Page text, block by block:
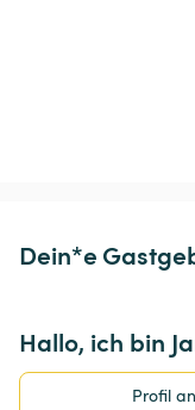
Dein*e
Hallo, ich bin
Profil